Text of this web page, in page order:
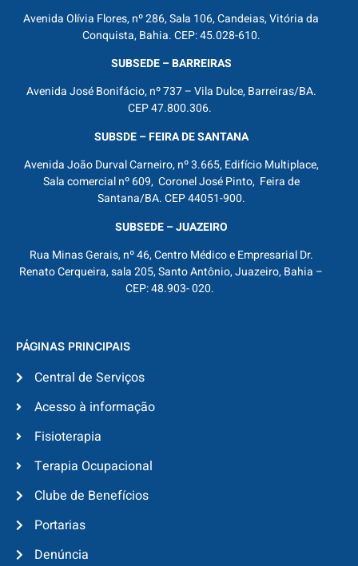
Avenida Olívia Flores, nº 286, Sala 106, Candeias, Vitória da
Conquista, Bahia. CEP: 45.028-610.
SUBSEDE – BARREIRAS
Avenida José Bonifácio, nº 737 – Vila Dulce, Barreiras/BA.
CEP 47.800.306.
SUBSDE – FEIRA DE SANTANA
Avenida João Durval Carneiro, nº 3.665, Edifício Multiplace,
Sala comercial nº 609, Coronel José Pinto, Feira de
Santana/BA. CEP 44051-900.
SUBSEDE – JUAZEIRO
Rua Minas Gerais, nº 46, Centro Médico e Empresarial Dr.
Renato Cerqueira, sala 205, Santo Antônio, Juazeiro, Bahia –
CEP: 48.903- 020.
PÁGINAS PRINCIPAIS
Central de Serviços
Acesso à informação
Fisioterapia
Terapia Ocupacional
Clube de Benefícios
Portarias
Denúncia